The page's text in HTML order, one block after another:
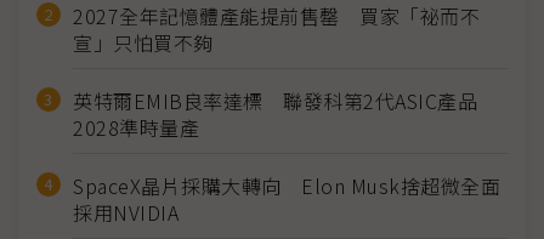
2027全年記憶體產能提前售罄 買家「祕而不
宣」只怕買不夠
英特爾EMIB良率達標 聯發科第2代ASIC產品
2028準時量產
SpaceX晶片採購大轉向 Elon Musk捨超微全面
採用NVIDIA